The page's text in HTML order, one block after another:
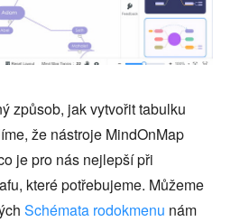
způsob, jak vytvořit tabulku
že nástroje MindOnMap
je pro nás nejlepší při
které potřebujeme. Můžeme
Schémata rodokmenu nám